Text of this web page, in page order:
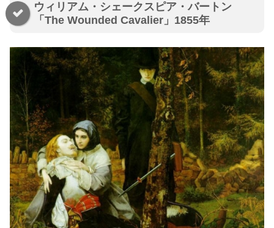
ウィリアム・シェークスピア・バートン
「The Wounded Cavalier」1855年